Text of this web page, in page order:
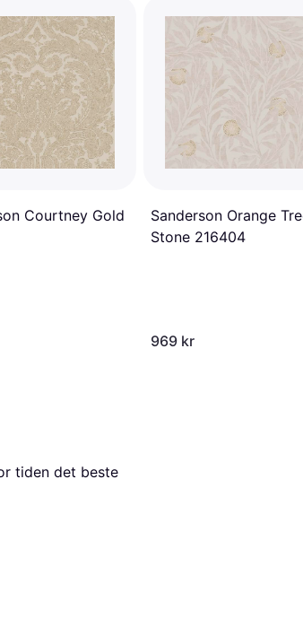
Courtney Gold
Sanderson Orange
Stone 216404
969 kr
tiden det beste